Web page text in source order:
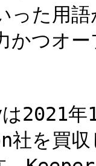
った用
かつオ
年
を買収